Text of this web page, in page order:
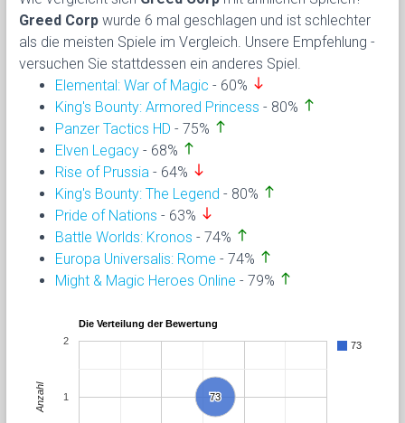
Greed Corp wurde 6 mal geschlagen und ist schlechter
als die meisten Spiele im Vergleich. Unsere Empfehlung -
versuchen Sie stattdessen ein anderes Spiel.
Elemental: War of Magic - 60% south
King's Bounty: Armored Princess - 80% north
Panzer Tactics HD - 75% north
Elven Legacy - 68% north
Rise of Prussia - 64% south
King's Bounty: The Legend - 80% north
Pride of Nations - 63% south
Battle Worlds: Kronos - 74% north
Europa Universalis: Rome - 74% north
Might & Magic Heroes Online - 79% north
Die Verteilung der Bewertung
73
73
73
1
2
Anzahl